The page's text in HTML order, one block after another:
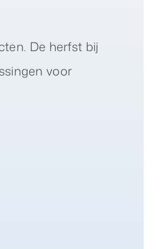
De herfst bij
voor